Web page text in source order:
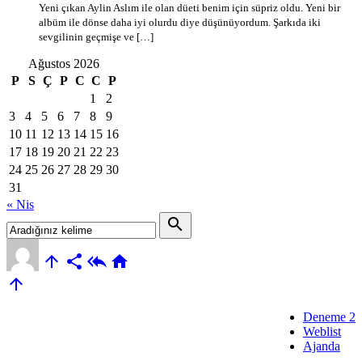
Yeni çıkan Aylin Aslım ile olan düeti benim için süpriz oldu. Yeni bir
albüm ile dönse daha iyi olurdu diye düşünüyordum. Şarkıda iki
sevgilinin geçmişe ve […]
Ağustos 2026
P
S Ç P C C P
1
2
3
4 5 6 7 8
9
10 11 12 13 14 15 16
17 18 19 20 21 22 23
24 25 26 27 28 29 30
31
« Nis
search
   

Deneme 2
Weblist
Ajanda